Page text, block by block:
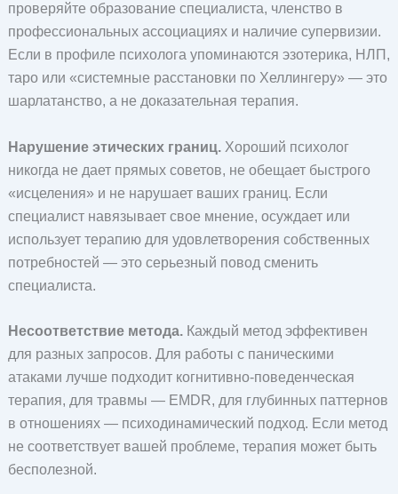
проверяйте образование специалиста, членство в
профессиональных ассоциациях и наличие супервизии.
Если в профиле психолога упоминаются эзотерика, НЛП,
таро или «системные расстановки по Хеллингеру» — это
шарлатанство, а не доказательная терапия.
Нарушение этических границ.Хороший психолог
никогда не дает прямых советов, не обещает быстрого
«исцеления» и не нарушает ваших границ. Если
специалист навязывает свое мнение, осуждает или
использует терапию для удовлетворения собственных
потребностей — это серьезный повод сменить
специалиста.
Несоответствие метода.Каждый метод эффективен
для разных запросов. Для работы с паническими
атаками лучше подходит когнитивно-поведенческая
терапия, для травмы — EMDR, для глубинных паттернов
в отношениях — психодинамический подход. Если метод
не соответствует вашей проблеме, терапия может быть
бесполезной.